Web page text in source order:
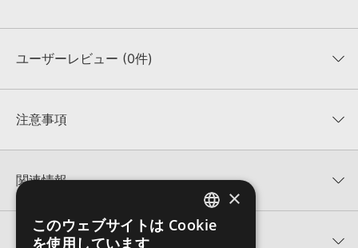
ユーザーレビュー (0件)
★★★★★
★5
★2
★1
0%
注意事項
KONTAKTフォーマットは、
でお使いいただけます。無償版のKONTAKT PLAYERではお使いい
ただけませんので、ご注意ください。また、「ライブラリ・タブ」
への表示にも対応しておりません。
関連情報
ZERO-G 製品一覧
ETHERA GOLD MAX BUNDLEのサポート情報
関連サポート情報
ENGLISH
×
このウェブサイトは Cookie
を使用しています